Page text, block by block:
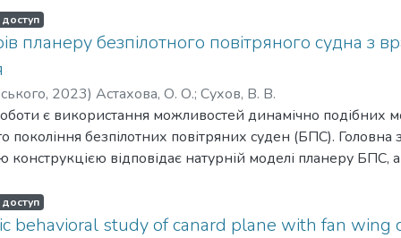
зміни параметрів для дальності, кутів тангажу та крену
Підвищення точності визначення параметрів можливо
здатністю.
планеру безпілотного повітряного судна з
, 2023) Астахова, О. О.; Сухов, В. В.
є використання можливостей динамічно подібних
покоління безпілотних повітряних суден (БПС). Головна
конструкцією відповідає натурній моделі планеру БПС,
ефективний аеродинамічний образ майбутніх
behavioral study of canard plane with fan wing